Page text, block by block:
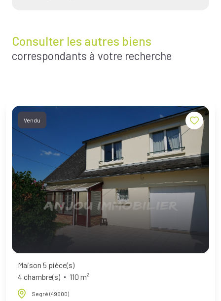
Consulter les autres biens
correspondants à votre recherche
Vendu
Maison 5 pièce(s)
4 chambre(s)
110 m²
Segré (49500)